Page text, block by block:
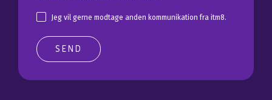
Jeg vil gerne modtage anden kommunikation fra itm8.